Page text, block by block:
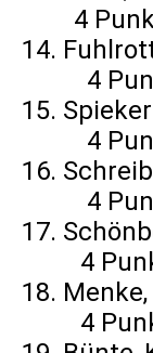
4
14.
4
15.
4
16.
4
17.
4
18.
4